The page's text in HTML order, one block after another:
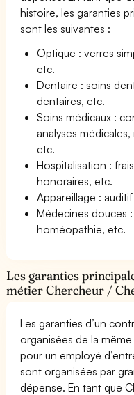
histoire, les garanties
sont les suivantes :
Optique : verres
etc.
Dentaire : soins
dentaires, etc.
Soins médicaux :
analyses
etc.
Hospitalisation :
honoraires, etc.
Appareillage : auditif
Médecines douces
homéopathie, etc.
Les garanties
métier Chercheur /
Les garanties d’un
organisées de la
pour un employé
sont organisées par
dépense. En tant que